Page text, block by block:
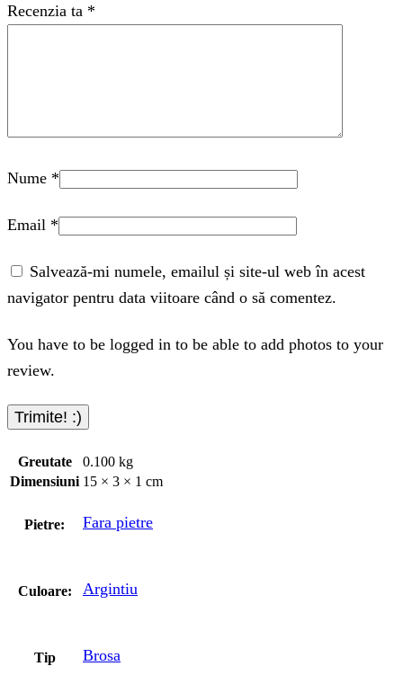
Recenzia ta *
Nume *
Email *
Salvează-mi numele, emailul și site-ul web în acest
navigator pentru data viitoare când o să comentez.
You have to be logged in to be able to add photos to your
review.
Greutate
0.100 kg
Dimensiuni 15 × 3 × 1 cm
Pietre: Fara pietre
Culoare: Argintiu
Tip Brosa